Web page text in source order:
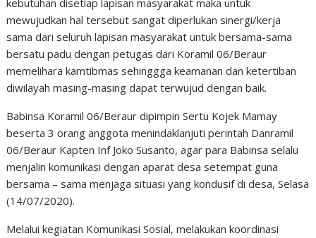
kebutuhan disetiap lapisan masyarakat maka untuk
mewujudkan hal tersebut sangat diperlukan sinergi/kerja
sama dari seluruh lapisan masyarakat untuk bersama-sama
bersatu padu dengan petugas dari Koramil 06/Beraur
memelihara kamtibmas sehinggga keamanan dan ketertiban
diwilayah masing-masing dapat terwujud dengan baik.
Babinsa Koramil 06/Beraur dipimpin Sertu Kojek Mamay
beserta 3 orang anggota menindaklanjuti perintah Danramil
06/Beraur Kapten Inf Joko Susanto, agar para Babinsa selalu
menjalin komunikasi dengan aparat desa setempat guna
bersama – sama menjaga situasi yang kondusif di desa, Selasa
(14/07/2020).
Melalui kegiatan Komunikasi Sosial, melakukan koordinasi